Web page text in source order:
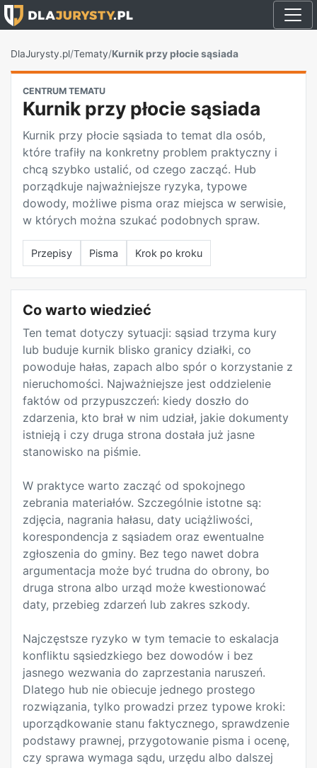
DlaJurysty.pl/Tematy/Kurnik przy płocie sąsiada
CENTRUM TEMATU
Kurnik przy płocie sąsiada
Kurnik przy płocie sąsiada to temat dla osób,
które trafiły na konkretny problem praktyczny i
chcą szybko ustalić, od czego zacząć. Hub
porządkuje najważniejsze ryzyka, typowe
dowody, możliwe pisma oraz miejsca w serwisie,
w których można szukać podobnych spraw.
Przepisy Pisma Krok po kroku
Co warto wiedzieć
Ten temat dotyczy sytuacji: sąsiad trzyma kury
lub buduje kurnik blisko granicy działki, co
powoduje hałas, zapach albo spór o korzystanie z
nieruchomości. Najważniejsze jest oddzielenie
faktów od przypuszczeń: kiedy doszło do
zdarzenia, kto brał w nim udział, jakie dokumenty
istnieją i czy druga strona dostała już jasne
stanowisko na piśmie.
W praktyce warto zacząć od spokojnego
zebrania materiałów. Szczególnie istotne są:
zdjęcia, nagrania hałasu, daty uciążliwości,
korespondencja z sąsiadem oraz ewentualne
zgłoszenia do gminy. Bez tego nawet dobra
argumentacja może być trudna do obrony, bo
druga strona albo urząd może kwestionować
daty, przebieg zdarzeń lub zakres szkody.
Najczęstsze ryzyko w tym temacie to eskalacja
konfliktu sąsiedzkiego bez dowodów i bez
jasnego wezwania do zaprzestania naruszeń.
Dlatego hub nie obiecuje jednego prostego
rozwiązania, tylko prowadzi przez typowe kroki:
uporządkowanie stanu faktycznego, sprawdzenie
podstawy prawnej, przygotowanie pisma i ocenę,
czy sprawa wymaga sądu, urzędu albo dalszej